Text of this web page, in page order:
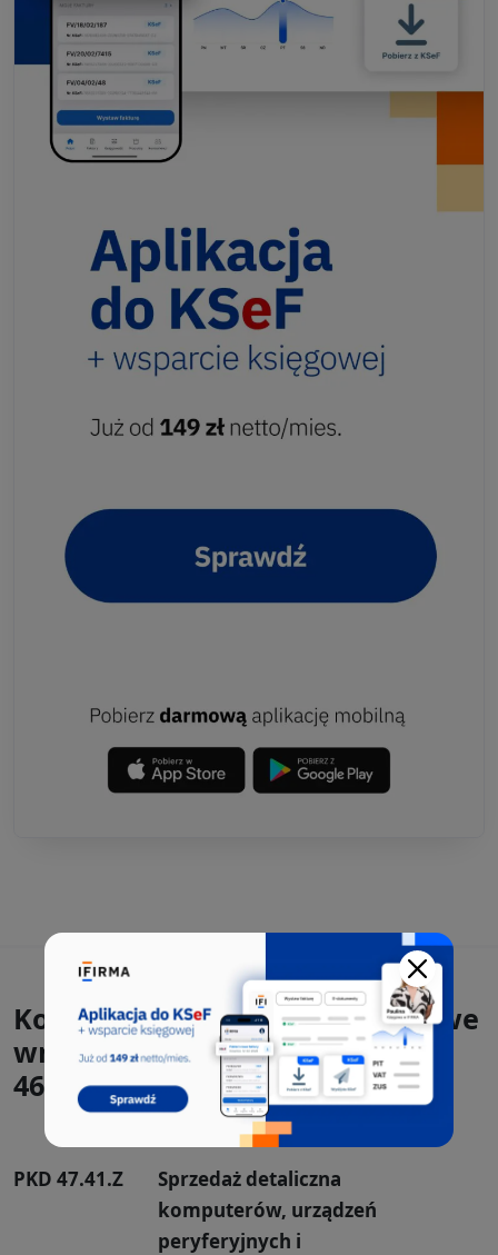
Kody PKD, które występowały we
wnioskach CEIDG-1 razem z
46.51.Z:
PKD 47.41.Z
Sprzedaż detaliczna
komputerów, urządzeń
peryferyjnych i